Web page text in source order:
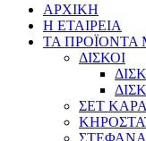
ΑΡΧΙΚΗ
Η ΕΤΑΙΡΕΙΑ
ΤΑ ΠΡΟΪΟΝΤΑ
ΔΙΣΚΟΙ
ΣΕΤ
ΣΤΕΦΑΝΑ